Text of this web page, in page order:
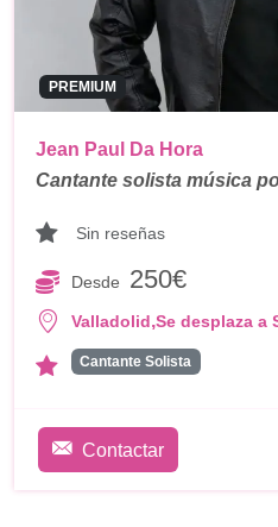
PREMIUM
Jean Paul Da Hora
Cantante solista música
Sin reseñas
Desde 250€
Valladolid,Se desplaza a
Cantante Solista
Contactar